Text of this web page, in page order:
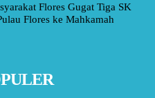
Flores Gugat Tiga SK
Flores ke Mahkamah